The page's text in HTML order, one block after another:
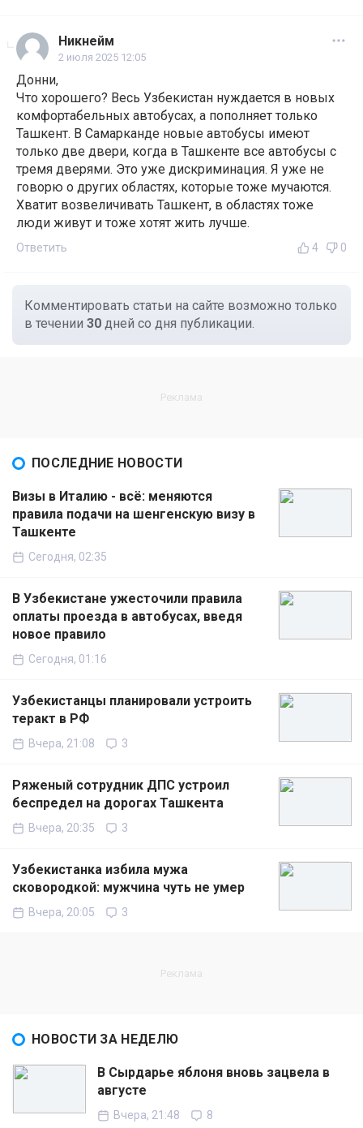
Никнейм
2 июля 2025 12:05
Донни,
Что хорошего? Весь Узбекистан нуждается в новых
комфортабельных автобусах, а пополняет только
Ташкент. В Самарканде новые автобусы имеют
только две двери, когда в Ташкенте все автобусы с
тремя дверями. Это уже дискриминация. Я уже не
говорю о других областях, которые тоже мучаются.
Хватит возвеличивать Ташкент, в областях тоже
люди живут и тоже хотят жить лучше.
Ответить 4 0
Комментировать статьи на сайте возможно только
в течении 30 дней со дня публикации.
ПОСЛЕДНИЕ НОВОСТИ
Визы в Италию - всё: меняются
правила подачи на шенгенскую визу в
Ташкенте
Сегодня, 02:35
В Узбекистане ужесточили правила
оплаты проезда в автобусах, введя
новое правило
Сегодня, 01:16
Узбекистанцы планировали устроить
теракт в РФ
Вчера, 21:08 3
Ряженый сотрудник ДПС устроил
беспредел на дорогах Ташкента
Вчера, 20:35 3
Узбекистанка избила мужа
сковородкой: мужчина чуть не умер
Вчера, 20:05 3
НОВОСТИ ЗА НЕДЕЛЮ
В Сырдарье яблоня вновь зацвела в
августе
Вчера, 21:48 8